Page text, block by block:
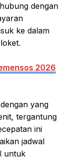
dengan
ke dalam
2026
yang
tergantung
ini
jadwal
untuk